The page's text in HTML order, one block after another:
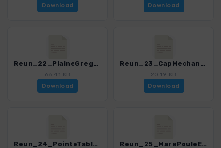
Download
Download
Reun_22_PlaineGregue-PitonRond.gpx
66.41 KB
Download
Reun_23_CapMechant.gpx
20.19 KB
Download
Reun_24_PointeTable.gpx Reun_25_MarePouleEau.gpx